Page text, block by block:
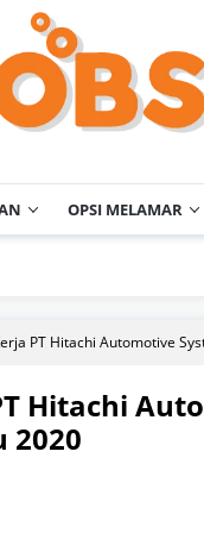
OPSI MELAMAR
PT Hitachi Automotive
Hitachi
2020